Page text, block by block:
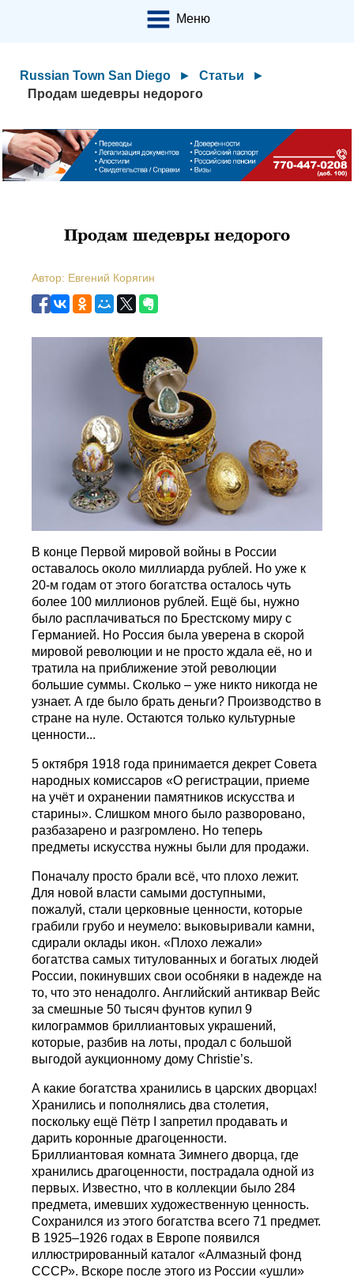
Меню
Russian Town San Diego ► Статьи
►
Продам шедевры недорого
Продам шедевры недорого
Автор: Евгений Корягин
В конце Первой мировой войны в России
оставалось около миллиарда рублей. Но уже к
20-м годам от этого богатства осталось чуть
более 100 миллионов рублей. Ещё бы, нужно
было расплачиваться по Брестскому миру с
Германией. Но Россия была уверена в скорой
мировой революции и не просто ждала её, но и
тратила на приближение этой революции
большие суммы. Сколько – уже никто никогда не
узнает. А где было брать деньги? Производство в
стране на нуле. Остаются только культурные
ценности...
5 октября 1918 года принимается декрет Совета
народных комиссаров «О регистрации, приеме
на учёт и охранении памятников искусства и
старины». Слишком много было разворовано,
разбазарено и разгромлено. Но теперь
предметы искусства нужны были для продажи.
Поначалу просто брали всё, что плохо лежит.
Для новой власти самыми доступными,
пожалуй, стали церковные ценности, которые
грабили грубо и неумело: выковыривали камни,
сдирали оклады икон. «Плохо лежали»
богатства самых титулованных и богатых людей
России, покинувших свои особняки в надежде на
то, что это ненадолго. Английский антиквар Вейс
за смешные 50 тысяч фунтов купил 9
килограммов бриллиантовых украшений,
которые, разбив на лоты, продал с большой
выгодой аукционному дому Christie’s.
А какие богатства хранились в царских дворцах!
Хранились и пополнялись два столетия,
поскольку ещё Пётр I запретил продавать и
дарить коронные драгоценности.
Бриллиантовая комната Зимнего дворца, где
хранились драгоценности, пострадала одной из
первых. Известно, что в коллекции было 284
предмета, имевших художественную ценность.
Сохранился из этого богатства всего 71 предмет.
В 1925–1926 годах в Европе появился
иллюстрированный каталог «Алмазный фонд
СССР». Вскоре после этого из России «ушли»